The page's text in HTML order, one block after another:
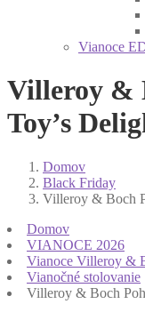
Vianoce
Villeroy &
Toy’s
Domov
Black Friday
Villeroy & Boch
Domov
VIANOCE 2026
Vianoce Villeroy &
Vianočné stolovanie
Villeroy & Boch